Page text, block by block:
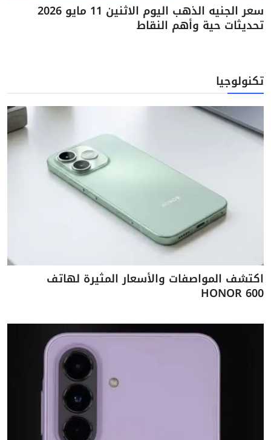
سعر الجنيه الذهب اليوم الاثنين 11 مايو 2026
تحديثات حية وأهم النقاط
تكنولوجيا
اكتشف المواصفات والأسعار المثيرة لهاتف
HONOR 600